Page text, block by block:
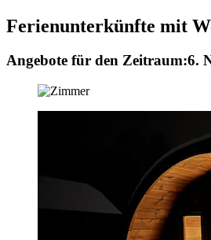
Ferienunterkünfte mit
Angebote für den Zeitraum:6.